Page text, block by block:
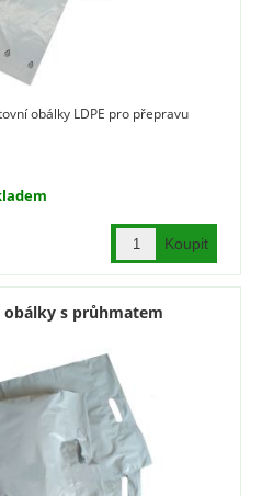
obálky LDPE pro přepravu
obálky s průhmatem